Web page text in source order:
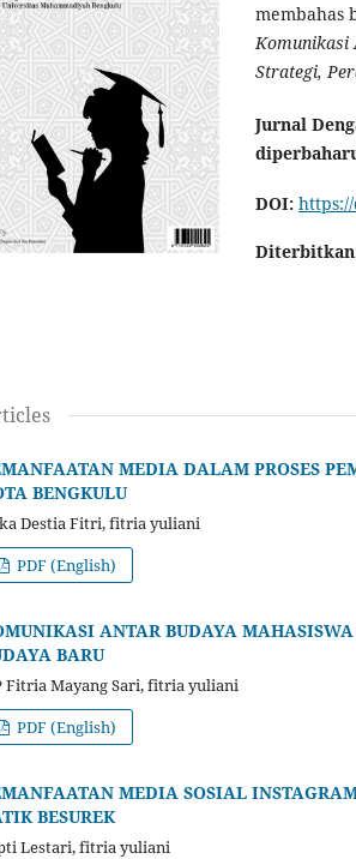
membahas
Komunikasi
Strategi,
Jurnal
DOI:
MEDIA DALAM PROSES
BENGKULU
Destia Fitri, fitria yuliani
PDF (English)
ANTAR BUDAYA
BARU
Fitria Mayang Sari, fitria yuliani
PDF (English)
MEDIA SOSIAL
BESUREK
Lestari, fitria yuliani